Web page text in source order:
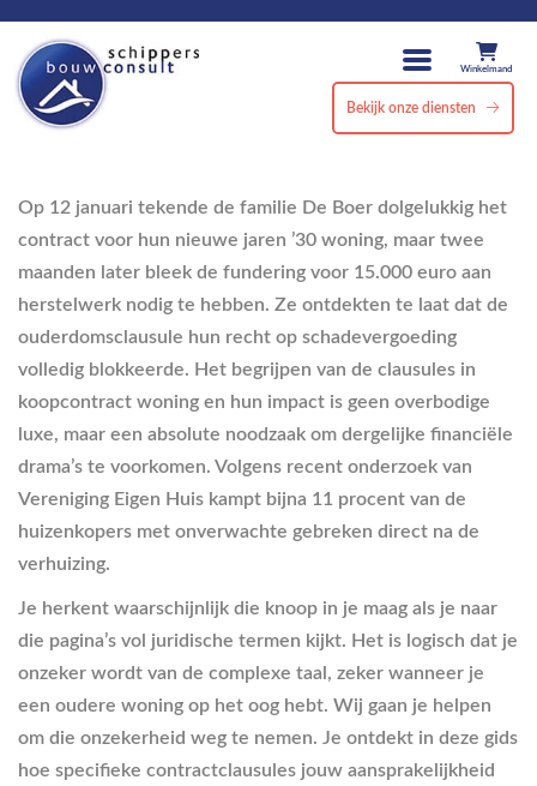
Winkelmand
Bekijk onze diensten
Op 12 januari tekende de familie De Boer dolgelukkig het
contract voor hun nieuwe jaren ’30 woning, maar twee
maanden later bleek de fundering voor 15.000 euro aan
herstelwerk nodig te hebben. Ze ontdekten te laat dat de
ouderdomsclausule hun recht op schadevergoeding
volledig blokkeerde. Het begrijpen van de clausules in
koopcontract woning en hun impact is geen overbodige
luxe, maar een absolute noodzaak om dergelijke financiële
drama’s te voorkomen. Volgens recent onderzoek van
Vereniging Eigen Huis kampt bijna 11 procent van de
huizenkopers met onverwachte gebreken direct na de
verhuizing.
Je herkent waarschijnlijk die knoop in je maag als je naar
die pagina’s vol juridische termen kijkt. Het is logisch dat je
onzeker wordt van de complexe taal, zeker wanneer je
een oudere woning op het oog hebt. Wij gaan je helpen
om die onzekerheid weg te nemen. Je ontdekt in deze gids
hoe specifieke contractclausules jouw aansprakelijkheid